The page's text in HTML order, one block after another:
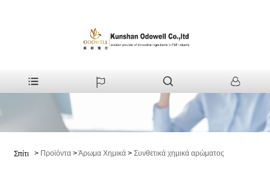
Σπίτι > Προϊόντα >Άρωμα Χημικά > Συνθετικά χημικά αρώματος